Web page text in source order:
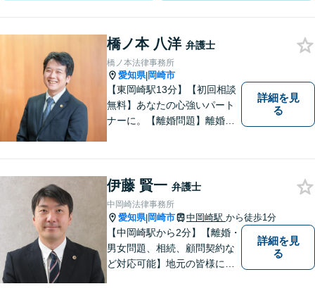
橋ノ本 八洋 弁護士
橋ノ本法律事務所
愛知県|岡崎市
【東岡崎駅13分】【初回相談
無料】あなたの心強いパート
ナーに。【離婚問題】離婚協
【交通事故】相談実績多数！
保険会社とのやりとりや交渉
はお任せください
詳細を見
る
伊藤 賢一 弁護士
中岡崎法律事務所
愛知県|岡崎市 中岡崎駅 から徒歩1分
【中岡崎駅から2分】【離婚・
男女問題、相続、顧問契約な
ど対応可能】地元の皆様にご
詳細を見
る